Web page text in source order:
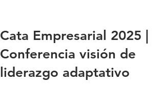
Cata Empresarial 2025 |
Conferencia visión de
liderazgo adaptativo